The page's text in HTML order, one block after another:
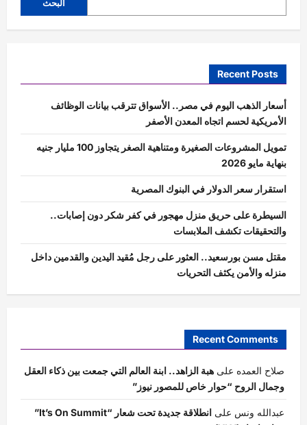
البحث
Recent Posts
أسعار الذهب اليوم في مصر.. الأسواق تترقب بيانات الوظائف
الأمريكية لحسم اتجاه المعدن الأصفر
تمويل المشروعات الصغيرة ومتناهية الصغر يتجاوز 100 مليار جنيه
بنهاية مايو 2026
استقرار سعر الدولار في البنوك المصرية
السيطرة على حريق منزل مهجور في كفر شكر دون إصابات..
والتحقيقات تكشف الملابسات
مقتل مسن بورسعيد.. العثور على رجل مُقيد اليدين والقدمين داخل
منزله والأمن يكثف التحريات
Recent Comments
صلاح العمده على هبة الزاهد.. ابنة العالم التي جمعت بين ذكاء العقل
وجمال الروح “حوار خاص للمصور نيوز”
عبدالله ونس على
انطلاقة جديدة تحت شعار “It’s On Summit”